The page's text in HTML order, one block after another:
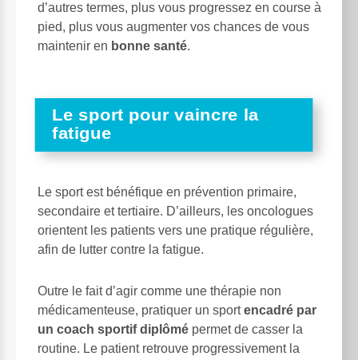
d’autres termes, plus vous progressez en course à
pied, plus vous augmenter vos chances de vous
maintenir en bonne santé.
Le sport pour vaincre la
fatigue
Le sport est bénéfique en prévention primaire,
secondaire et tertiaire. D’ailleurs, les oncologues
orientent les patients vers une pratique régulière,
afin de lutter contre la fatigue.
Outre le fait d’agir comme une thérapie non
médicamenteuse, pratiquer un sportencadré par
un coach sportif diplômé permet de casser la
routine. Le patient retrouve progressivement la